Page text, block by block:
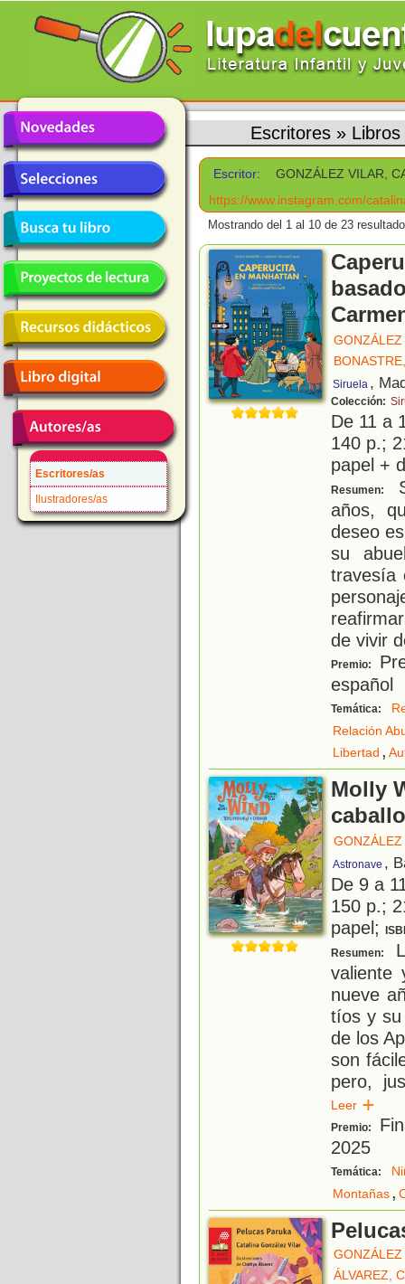
Escritores/as
Ilustradores/as
Escritores »
Escritor:
GONZÁLEZ VILAR,
https://www.instagram.com/
Mostrando del 1 al 10 de 23
GONZÁLEZ
Siruela ,
Colección:
De 11 a
140 p.;
papel +
Resumen:
años,
deseo
su
travesía
de vivir
Premio:
español
Temática:
Relación
Libertad ,
Molly
caballo
GONZÁLEZ
Astronave ,
De 9 a
150 p.;
papel;
Resumen:
valiente
nueve
tíos y su
de los
son
pero,
Leer
Premio:
2025
Temática:
Montañas,
GONZÁLEZ
ÁLVAREZ,